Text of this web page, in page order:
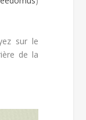
sur le
de la